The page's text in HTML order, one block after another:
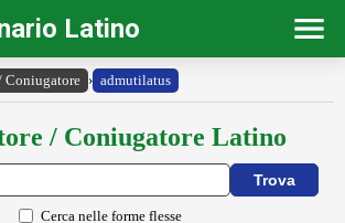
Latino
Coniugatore › admutilatus
/ Coniugatore Latino
Cerca nelle forme flesse